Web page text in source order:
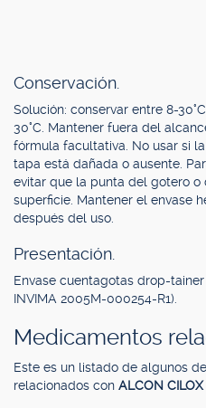
Conservación.
Solución: conservar entre 8-
30°C. Mantener fuera del
fórmula facultativa. No usar si
tapa está dañada o ausente.
evitar que la punta del gotero
superficie. Mantener el envase
después del uso.
Presentación.
Envase cuentagotas drop-tainer
INVIMA 2005M-000254-R1).
Medicamentos
Este es un listado de algunos
relacionados con ALCON CILOX